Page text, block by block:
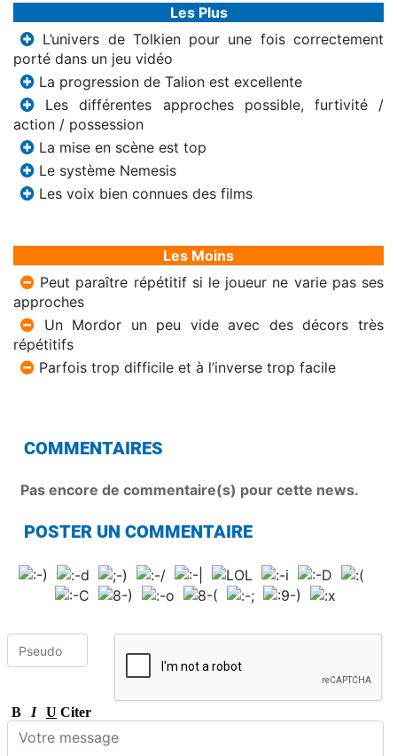
Les Plus
L’univers de Tolkien pour une fois correctement
porté dans un jeu vidéo
La progression de Talion est excellente
Les différentes approches possible, furtivité /
action / possession
La mise en scène est top
Le système Nemesis
Les voix bien connues des films
Les Moins
Peut paraître répétitif si le joueur ne varie pas ses
approches
Un Mordor un peu vide avec des décors très
répétitifs
Parfois trop difficile et à l’inverse trop facile
COMMENTAIRES
Pas encore de commentaire(s) pour cette news.
POSTER UN COMMENTAIRE
B I U Citer